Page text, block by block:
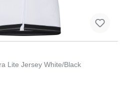
Lite Jersey White/Black